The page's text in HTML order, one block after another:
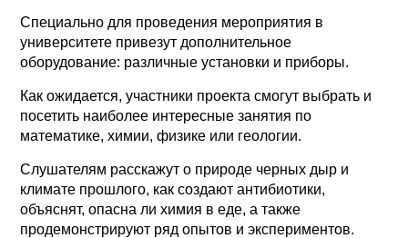
Специально для проведения мероприятия в
университете привезут дополнительное
оборудование: различные установки и приборы.
Как ожидается, участники проекта смогут выбрать и
посетить наиболее интересные занятия по
математике, химии, физике или геологии.
Слушателям расскажут о природе черных дыр и
климате прошлого, как создают антибиотики,
объяснят, опасна ли химия в еде, а также
продемонстрируют ряд опытов и экспериментов.